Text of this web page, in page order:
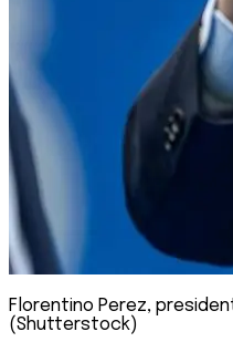
Florentino Perez,
(Shutterstock)